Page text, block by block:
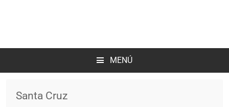
MENÚ
Santa Cruz